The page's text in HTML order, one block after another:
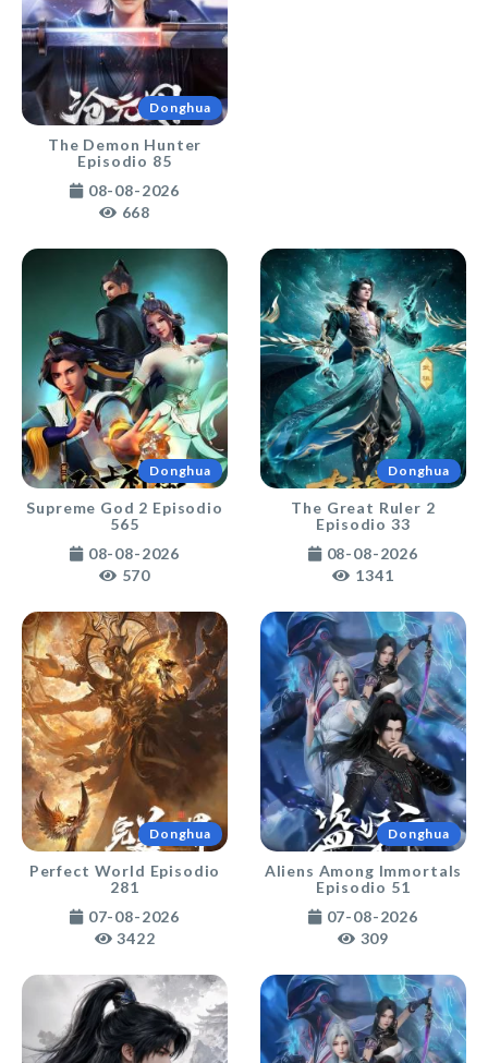
Donghua
The Demon Hunter
Episodio 85
08-08-2026
668
Donghua
Supreme God 2 Episodio
565
08-08-2026
570
Donghua
The Great Ruler 2
Episodio 33
08-08-2026
1341
Donghua
Perfect World Episodio
281
07-08-2026
3422
Donghua
Aliens Among Immortals
Episodio 51
07-08-2026
309